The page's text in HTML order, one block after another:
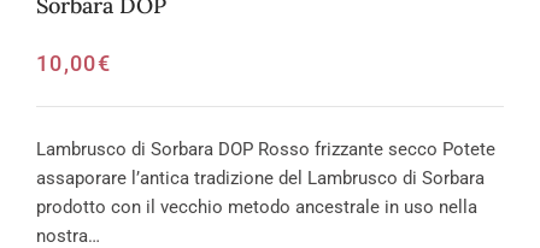
10,00€
Lambrusco di Sorbara DOP Rosso frizzante secco Potete
assaporare l’antica tradizione del Lambrusco di Sorbara
prodotto con il vecchio metodo ancestrale in uso nella
nostra…